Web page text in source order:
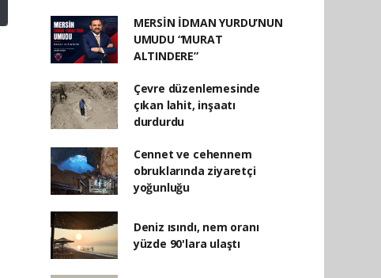
MERSİN İDMAN YURDU’NUN
UMUDU “MURAT
ALTINDERE”
Çevre düzenlemesinde
çıkan lahit, inşaatı
durdurdu
Cennet ve cehennem
obruklarında ziyaretçi
yoğunluğu
Deniz ısındı, nem oranı
yüzde 90'lara ulaştı